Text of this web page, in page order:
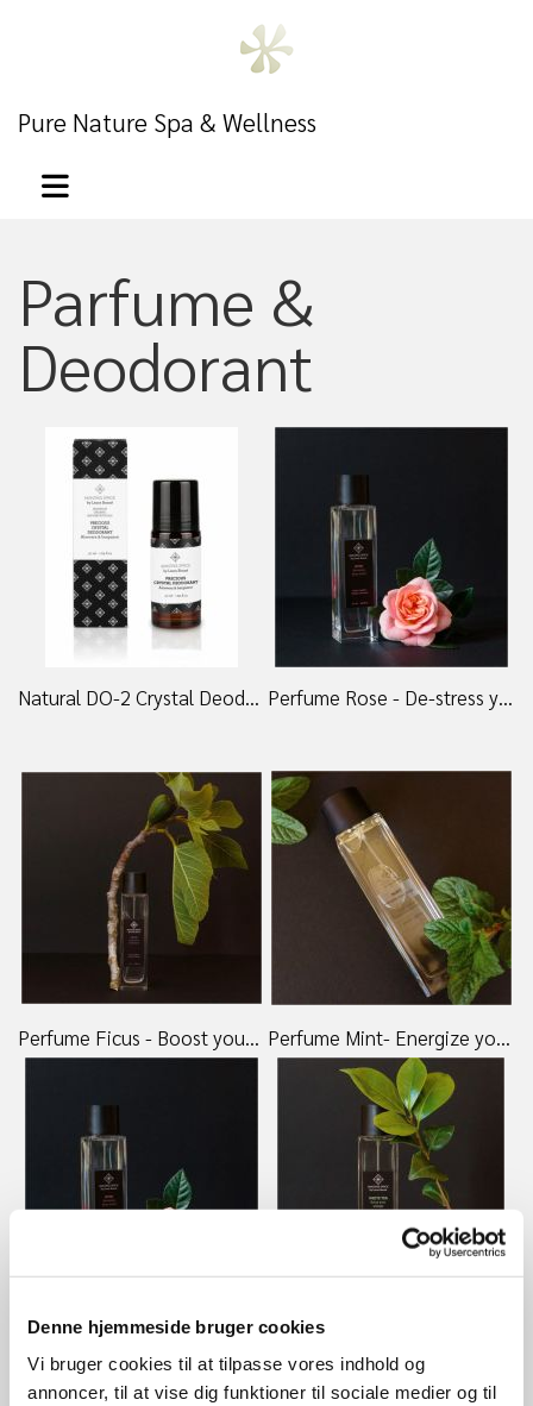
Denne hjemmeside bruger cookies
Vi bruger cookies til at tilpasse vores indhold og
annoncer, til at vise dig funktioner til sociale medier og til
Pure Nature Spa & Wellness
Parfume &
Deodorant
Natural DO-2 Crystal Deodorant 50 ml - 225,00 DKK Perfume Rose - De-stress your mind 100ml - 485,00 DKK
Perfume Ficus - Boost your confidence 100ml - 485,00 DKK Perfume Mint- Energize your body 100ml - 485,00 DKK
Perfume Rose - De-stress your mind 100ml - 485,00 DKK Perfume White Tea - Focus your energy 100ml - 485,00 DKK